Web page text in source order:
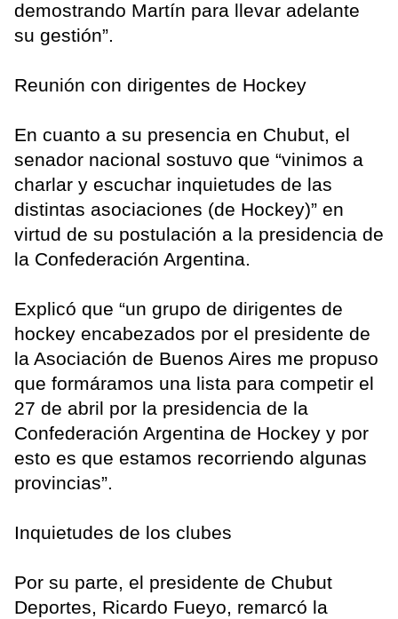
demostrando Martín para llevar adelante
su gestión”.
Reunión con dirigentes de Hockey
En cuanto a su presencia en Chubut, el
senador nacional sostuvo que “vinimos a
charlar y escuchar inquietudes de las
distintas asociaciones (de Hockey)” en
virtud de su postulación a la presidencia de
la Confederación Argentina.
Explicó que “un grupo de dirigentes de
hockey encabezados por el presidente de
la Asociación de Buenos Aires me propuso
que formáramos una lista para competir el
27 de abril por la presidencia de la
Confederación Argentina de Hockey y por
esto es que estamos recorriendo algunas
provincias”.
Inquietudes de los clubes
Por su parte, el presidente de Chubut
Deportes, Ricardo Fueyo, remarcó la